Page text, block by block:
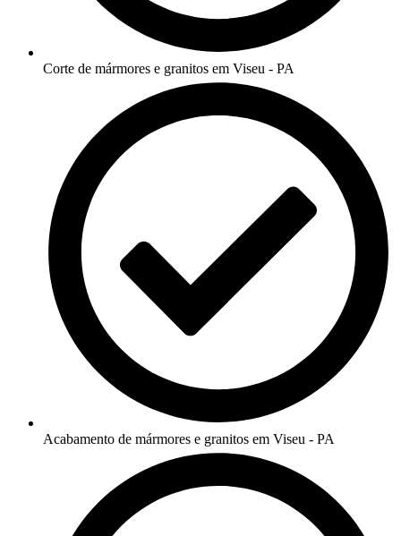
Corte de mármores e granitos em Viseu - PA
Acabamento de mármores e granitos em Viseu - PA